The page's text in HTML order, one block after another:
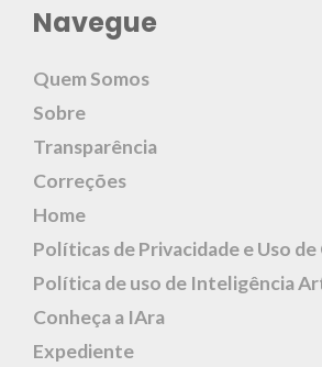
Navegue
Quem Somos
Sobre
Transparência
Correções
Home
Políticas de Privacidade e Uso
Política de uso de Inteligência
Conheça a IAra
Expediente